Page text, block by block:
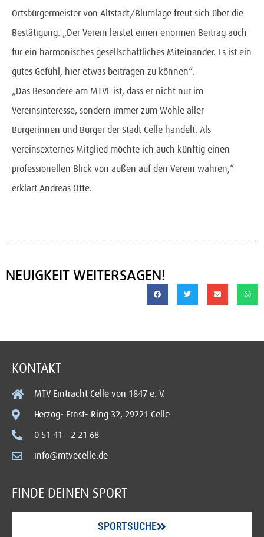
Ortsbürgermeister von Altstadt/Blumlage freut sich über die
Bestätigung: „Der Verein leistet einen enormen Beitrag auch
für ein harmonisches gesellschaftliches Miteinander. Es ist ein
gutes Gefühl, hier etwas beitragen zu können“.
„Das Besondere am MTVE ist, dass er nicht nur im
Vereinsinteresse, sondern immer zum Wohle aller
Bürgerinnen und Bürger der Stadt Celle handelt. Als
vereinsexternes Mitglied möchte ich auch künftig einen
professionellen Blick von außen auf den Verein wahren,“
erklärt Andreas Otte.
NEUIGKEIT WEITERSAGEN!
KONTAKT
MTV Eintracht Celle von 1847 e. V.
Herzog- Ernst- Ring 32, 29221 Celle
0 51 41 - 2 21 68
info@mtvecelle.de
FINDE DEINEN SPORT
SPORTSUCHE